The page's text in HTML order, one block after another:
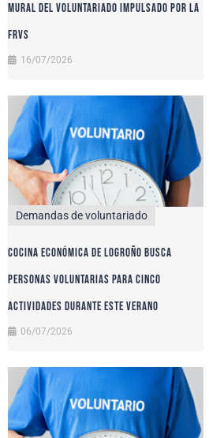
Mural del Voluntariado impulsado por la
FRVS
16/07/2026
Demandas de voluntariado
Cocina Económica de Logroño busca
personas voluntarias para cinco
actividades durante este verano
06/07/2026